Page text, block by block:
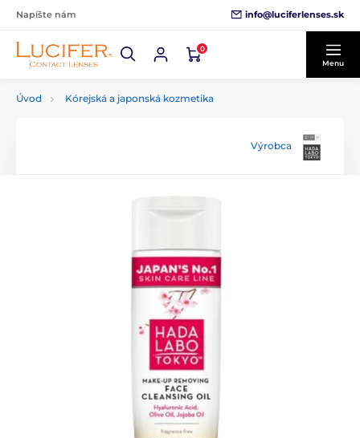
Napíšte nám info@luciferlenses.sk
0
Menu
Úvod Kórejská a japonská kozmetika
Výrobca